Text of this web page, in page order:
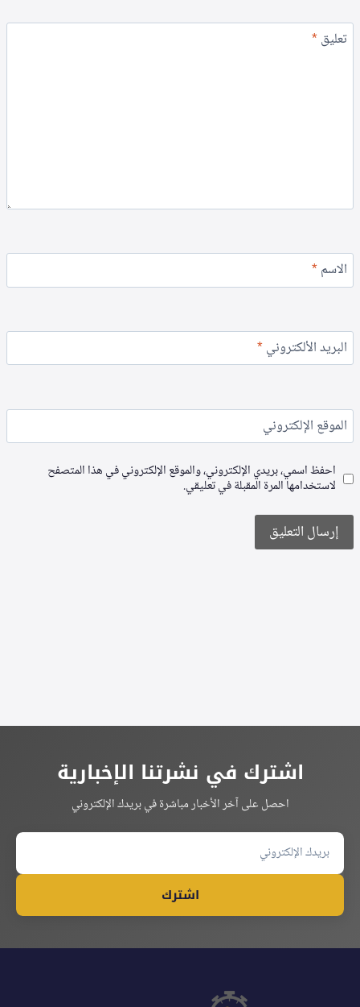
تعليق*
الاسم*
البريد الألكتروني*
الموقع الإلكتروني
احفظ اسمي، بريدي الإلكتروني، والموقع الإلكتروني في هذا المتصفح
لاستخدامها المرة المقبلة في تعليقي.
اشترك في نشرتنا الإخبارية
احصل على آخر الأخبار مباشرة في بريدك الإلكتروني
اشترك